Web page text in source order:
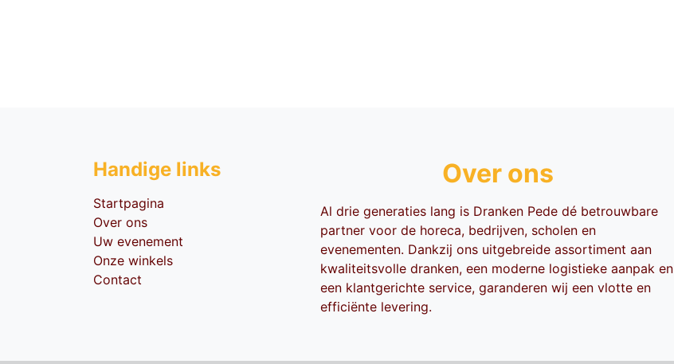
Handige li​nks
Startpagina
Over ons
Uw evenement
Onze winkels
Contact
Over ons
Al drie generaties lang is Dranken Pede dé betrouwbare
partner voor de horeca, bedrijven, scholen en
evenementen. Dankzij ons uitgebreide assortiment aan
kwaliteitsvolle dranken, een moderne logistieke aanpak en
een klantgerichte service, garanderen wij een vlotte en
efficiënte levering.